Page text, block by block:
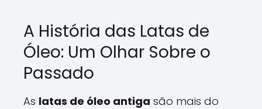
A História das Latas de
Óleo: Um Olhar Sobre o
Passado
As latas de óleo antiga são mais do